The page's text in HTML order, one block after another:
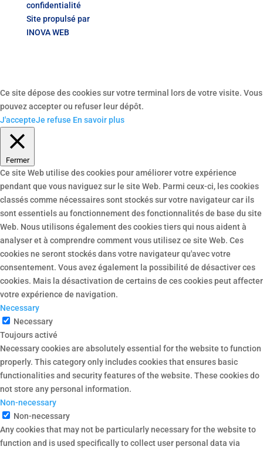
confidentialité
Site propulsé par
INOVA WEB
Ce site dépose des cookies sur votre terminal lors de votre visite. Vous
pouvez accepter ou refuser leur dépôt.
J'accepteJe refuse En savoir plus
Fermer
Ce site Web utilise des cookies pour améliorer votre expérience
pendant que vous naviguez sur le site Web. Parmi ceux-ci, les cookies
classés comme nécessaires sont stockés sur votre navigateur car ils
sont essentiels au fonctionnement des fonctionnalités de base du site
Web. Nous utilisons également des cookies tiers qui nous aident à
analyser et à comprendre comment vous utilisez ce site Web. Ces
cookies ne seront stockés dans votre navigateur qu'avec votre
consentement. Vous avez également la possibilité de désactiver ces
cookies. Mais la désactivation de certains de ces cookies peut affecter
votre expérience de navigation.
Necessary
Necessary
Toujours activé
Necessary cookies are absolutely essential for the website to function
properly. This category only includes cookies that ensures basic
functionalities and security features of the website. These cookies do
not store any personal information.
Non-necessary
Non-necessary
Any cookies that may not be particularly necessary for the website to
function and is used specifically to collect user personal data via